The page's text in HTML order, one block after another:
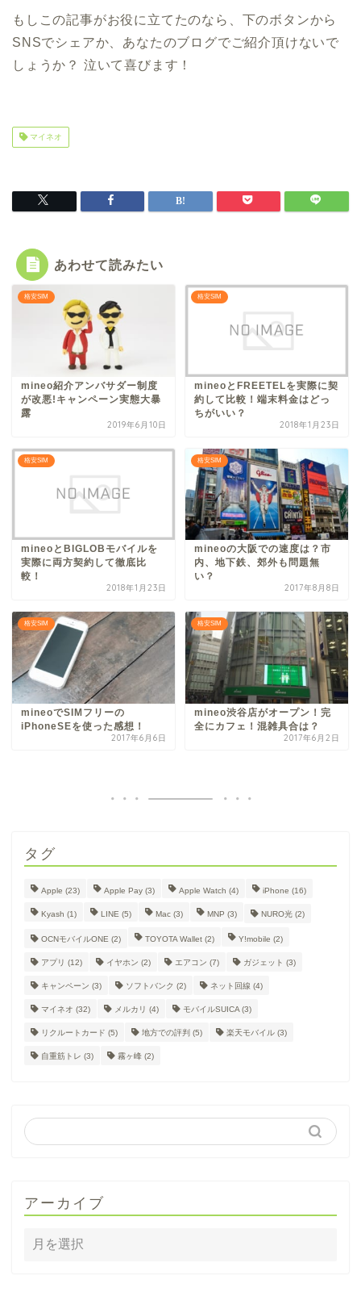
もしこの記事がお役に立てたのなら、下のボタンから
SNSでシェアか、あなたのブログでご紹介頂けないで
しょうか？ 泣いて喜びます！
マイネオ
あわせて読みたい
格安SIM
mineo紹介アンバサダー制度
が改悪!キャンペーン実態大暴
露
2019年6月10日
格安SIM
mineoとFREETELを実際に契
約して比較！端末料金はどっ
ちがいい？
2018年1月23日
格安SIM
mineoとBIGLOBモバイルを
実際に両方契約して徹底比
較！
2018年1月23日
格安SIM
mineoの大阪での速度は？市
内、地下鉄、郊外も問題無
い？
2017年8月8日
格安SIM
mineoでSIMフリーの
iPhoneSEを使った感想！
2017年6月6日
格安SIM
mineo渋谷店がオープン！完
全にカフェ！混雑具合は？
2017年6月2日
タグ
Apple (23) Apple Pay (3) Apple Watch (4) iPhone (16)
Kyash (1) LINE (5) Mac (3) MNP (3) NURO光 (2)
OCNモバイルONE (2) TOYOTA Wallet (2) Y!mobile (2)
アプリ (12) イヤホン (2) エアコン (7) ガジェット (3)
キャンペーン (3) ソフトバンク (2) ネット回線 (4)
マイネオ (32) メルカリ (4) モバイルSUICA (3)
リクルートカード (5) 地方での評判 (5) 楽天モバイル (3)
自重筋トレ (3) 霧ヶ峰 (2)
アーカイブ